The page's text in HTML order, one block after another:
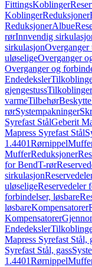
FittingsKoblinger
KoblingerReduksjoner
ReduksjonerAlbue
rørInnvendig
sirkulasjonOverganger
uløseligeOverganger
Overganger og
Endedeksler
gjengestuss
varmeTilbehør
rørSystempakninger
Syrefast StålGeberit
Mapress Syrefast Stål
1.4401Rørnippel
MufferReduksjoner
for BendT-rør
sirkulasjon
uløseligeReservedeler
forbindelser, løsbare
løsbareKompensatorer
Kompensatorer
Endedeksler
Mapress Syrefast Stål,
Syrefast Stål, gass
1.4401Rørnippel